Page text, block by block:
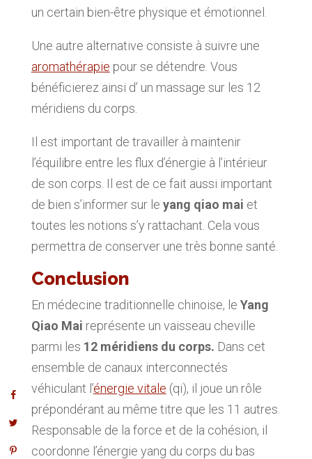
un certain bien-être physique et émotionnel.
Une autre alternative consiste à suivre une
aromathérapie pour se détendre. Vous
bénéficierez ainsi d’ un massage sur les 12
méridiens du corps.
Il est important de travailler à maintenir
l’équilibre entre les flux d’énergie à l’intérieur
de son corps. Il est de ce fait aussi important
de bien s’informer sur le yang qiao mai et
toutes les notions s’y rattachant. Cela vous
permettra de conserver une très bonne santé.
Conclusion
En médecine traditionnelle chinoise, le Yang
Qiao Mai représente un vaisseau cheville
parmi les 12 méridiens du corps. Dans cet
ensemble de canaux interconnectés
véhiculant l’énergie vitale (qi), il joue un rôle
prépondérant au même titre que les 11 autres.
Responsable de la force et de la cohésion, il
coordonne l’énergie yang du corps du bas